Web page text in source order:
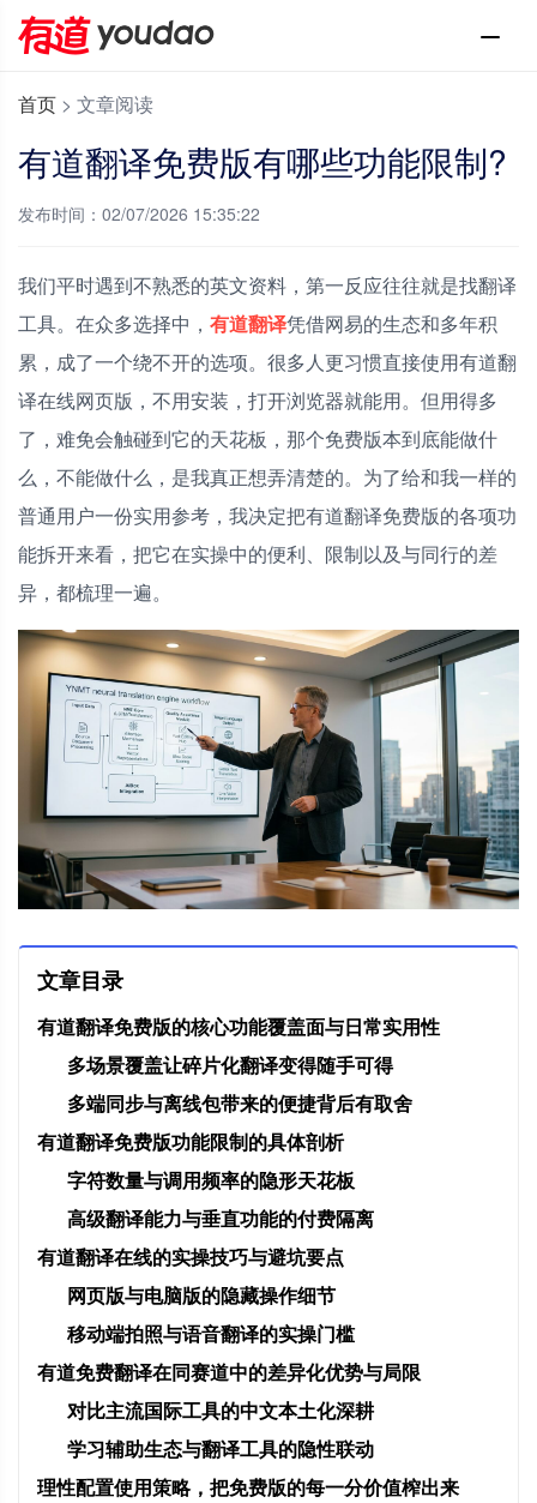
首页 > 文章阅读
有道翻译免费版有哪些功能限制?
发布时间：02/07/2026 15:35:22
我们平时遇到不熟悉的英文资料，第一反应往往就是找翻译
工具。在众多选择中， 有道翻译凭借网易的生态和多年积
累，成了一个绕不开的选项。很多人更习惯直接使用有道翻
译在线网页版，不用安装，打开浏览器就能用。但用得多
了，难免会触碰到它的天花板，那个免费版本到底能做什
么，不能做什么，是我真正想弄清楚的。为了给和我一样的
普通用户一份实用参考，我决定把有道翻译免费版的各项功
能拆开来看，把它在实操中的便利、限制以及与同行的差
异，都梳理一遍。
文章目录
有道翻译免费版的核心功能覆盖面与日常实用性
多场景覆盖让碎片化翻译变得随手可得
多端同步与离线包带来的便捷背后有取舍
有道翻译免费版功能限制的具体剖析
字符数量与调用频率的隐形天花板
高级翻译能力与垂直功能的付费隔离
有道翻译在线的实操技巧与避坑要点
网页版与电脑版的隐藏操作细节
移动端拍照与语音翻译的实操门槛
有道免费翻译在同赛道中的差异化优势与局限
对比主流国际工具的中文本土化深耕
学习辅助生态与翻译工具的隐性联动
理性配置使用策略，把免费版的每一分价值榨出来